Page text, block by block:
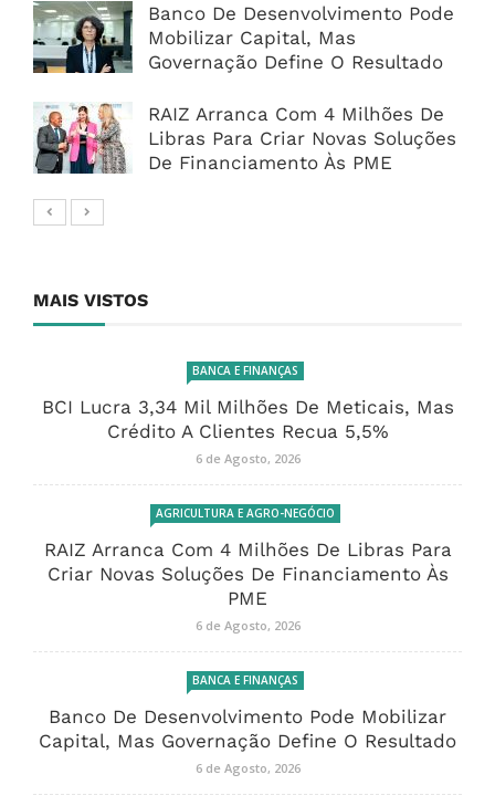
Banco De Desenvolvimento Pode
Mobilizar Capital, Mas
Governação Define O Resultado
RAIZ Arranca Com 4 Milhões De
Libras Para Criar Novas Soluções
De Financiamento Às PME
MAIS VISTOS
BANCA E FINANÇAS
BCI Lucra 3,34 Mil Milhões De Meticais, Mas
Crédito A Clientes Recua 5,5%
6 de Agosto, 2026
AGRICULTURA E AGRO-NEGÓCIO
RAIZ Arranca Com 4 Milhões De Libras Para
Criar Novas Soluções De Financiamento Às
PME
6 de Agosto, 2026
BANCA E FINANÇAS
Banco De Desenvolvimento Pode Mobilizar
Capital, Mas Governação Define O Resultado
6 de Agosto, 2026